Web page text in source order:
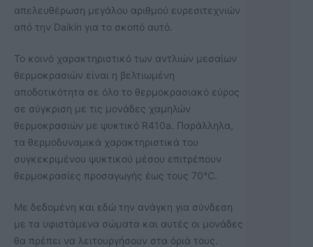
απελευθέρωση μεγάλου αριθμού ευρεσιτεχνιών
από την Daikin για το σκοπό αυτό.
Το κοινό χαρακτηριστικό των αντλιών μεσαίων
θερμοκρασιών είναι η βελτιωμένη
αποδοτικότητα σε όλο το θερμοκρασιακό εύρος
σε σύγκριση με τις μονάδες χαμηλών
θερμοκρασιών με ψυκτικό R410a. Παράλληλα,
τα θερμοδυναμικά χαρακτηριστικά του
συγκεκριμένου ψυκτικού μέσου επιτρέπουν
θερμοκρασίες προσαγωγής έως τους 70℃.
Με δεδομένη και εδώ την ανάγκη για σύνδεση
με τα υφιστάμενα σώματα και αυτές οι μονάδες
θα πρέπει να λειτουργήσουν στα όριά τους.